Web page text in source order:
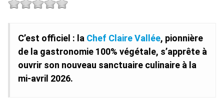
C’est officiel : la Chef Claire Vallée, pionnière
de la gastronomie 100% végétale, s’apprête à
ouvrir son nouveau sanctuaire culinaire à la
mi-avril 2026.